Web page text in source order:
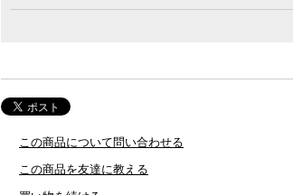
この商品について問い合わせる
この商品を友達に教える